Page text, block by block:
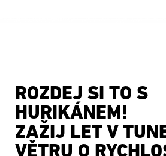
ROZDEJ SI TO S
HURIKÁNEM!
ZAŽIJ LET V